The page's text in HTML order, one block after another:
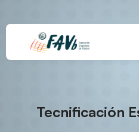
Tecnificación